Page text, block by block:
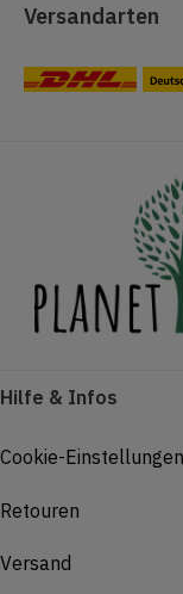
Versandarten
Hilfe & Infos
Cookie-Einstellungen
Retouren
Versand